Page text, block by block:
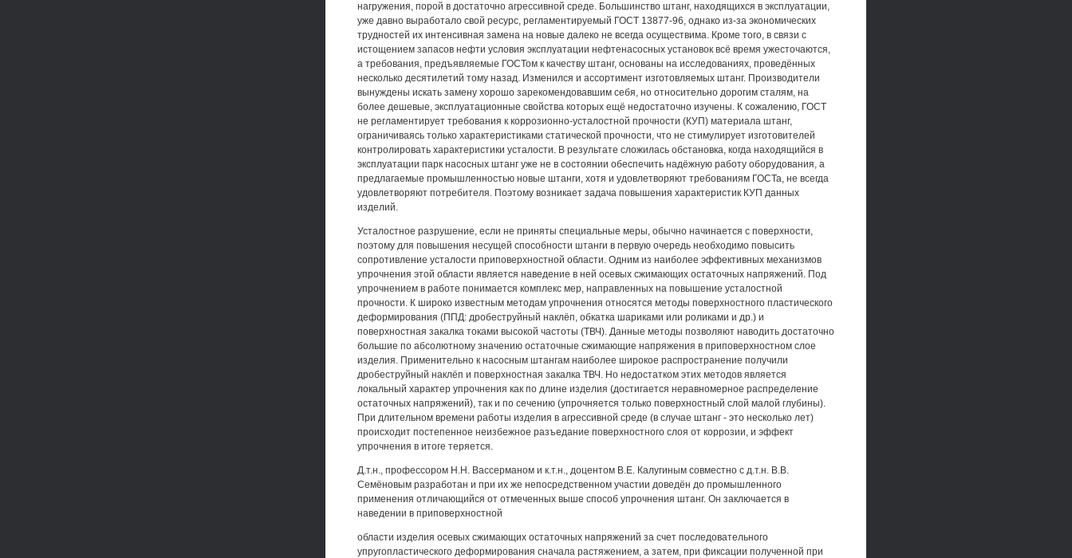
нагружения, порой в достаточно агрессивной среде. Большинство штанг, находящихся в эксплуатации,
уже давно выработало свой ресурс, регламентируемый ГОСТ 13877-96, однако из-за экономических
трудностей их интенсивная замена на новые далеко не всегда осуществима. Кроме того, в связи с
истощением запасов нефти условия эксплуатации нефтенасосных установок всё время ужесточаются,
а требования, предъявляемые ГОСТом к качеству штанг, основаны на исследованиях, проведённых
несколько десятилетий тому назад. Изменился и ассортимент изготовляемых штанг. Производители
вынуждены искать замену хорошо зарекомендовавшим себя, но относительно дорогим сталям, на
более дешевые, эксплуатационные свойства которых ещё недостаточно изучены. К сожалению, ГОСТ
не регламентирует требования к коррозионно-усталостной прочности (КУП) материала штанг,
ограничиваясь только характеристиками статической прочности, что не стимулирует изготовителей
контролировать характеристики усталости. В результате сложилась обстановка, когда находящийся в
эксплуатации парк насосных штанг уже не в состоянии обеспечить надёжную работу оборудования, а
предлагаемые промышленностью новые штанги, хотя и удовлетворяют требованиям ГОСТа, не всегда
удовлетворяют потребителя. Поэтому возникает задача повышения характеристик КУП данных
изделий.
Усталостное разрушение, если не приняты специальные меры, обычно начинается с поверхности,
поэтому для повышения несущей способности штанги в первую очередь необходимо повысить
сопротивление усталости приповерхностной области. Одним из наиболее эффективных механизмов
упрочнения этой области является наведение в ней осевых сжимающих остаточных напряжений. Под
упрочнением в работе понимается комплекс мер, направленных на повышение усталостной
прочности. К широко известным методам упрочнения относятся методы поверхностного пластического
деформирования (ППД: дробеструйный наклёп, обкатка шариками или роликами и др.) и
поверхностная закалка токами высокой частоты (ТВЧ). Данные методы позволяют наводить достаточно
большие по абсолютному значению остаточные сжимающие напряжения в приповерхностном слое
изделия. Применительно к насосным штангам наиболее широкое распространение получили
дробеструйный наклёп и поверхностная закалка ТВЧ. Но недостатком этих методов является
локальный характер упрочнения как по длине изделия (достигается неравномерное распределение
остаточных напряжений), так и по сечению (упрочняется только поверхностный слой малой глубины).
При длительном времени работы изделия в агрессивной среде (в случае штанг - это несколько лет)
происходит постепенное неизбежное разъедание поверхностного слоя от коррозии, и эффект
упрочнения в итоге теряется.
Д.т.н., профессором H.H. Вассерманом и к.т.н., доцентом В.Е. Калугиным совместно с д.т.н. В.В.
Семёновым разработан и при их же непосредственном участии доведён до промышленного
применения отличающийся от отмеченных выше способ упрочнения штанг. Он заключается в
наведении в приповерхностной
области изделия осевых сжимающих остаточных напряжений за счет последовательного
упругопластического деформирования сначала растяжением, а затем, при фиксации полученной при